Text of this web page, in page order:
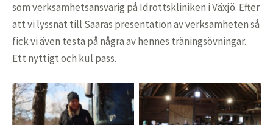
som verksamhetsansvarig på Idrottskliniken i Växjö. Efter
att vi lyssnat till Saaras presentation av verksamheten så
fick vi även testa på några av hennes träningsövningar.
Ett nyttigt och kul pass.